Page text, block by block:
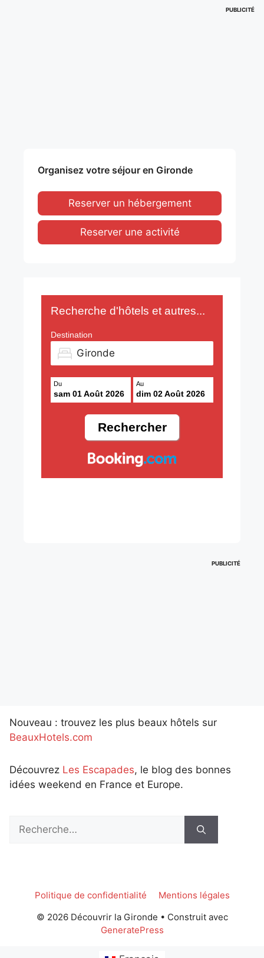
PUBLICITÉ
Organisez votre séjour en Gironde
Reserver un hébergement
Reserver une activité
Recherche d'hôtels et autres...
Destination
Du
sam 01 Août 2026
Au
dim 02 Août 2026
PUBLICITÉ
Nouveau : trouvez les plus beaux hôtels sur
BeauxHotels.com
Découvrez Les Escapades, le blog des bonnes
idées weekend en France et Europe.
Rechercher :
Politique de confidentialité
Mentions légales
© 2026 Découvrir la Gironde • Construit avec
GeneratePress